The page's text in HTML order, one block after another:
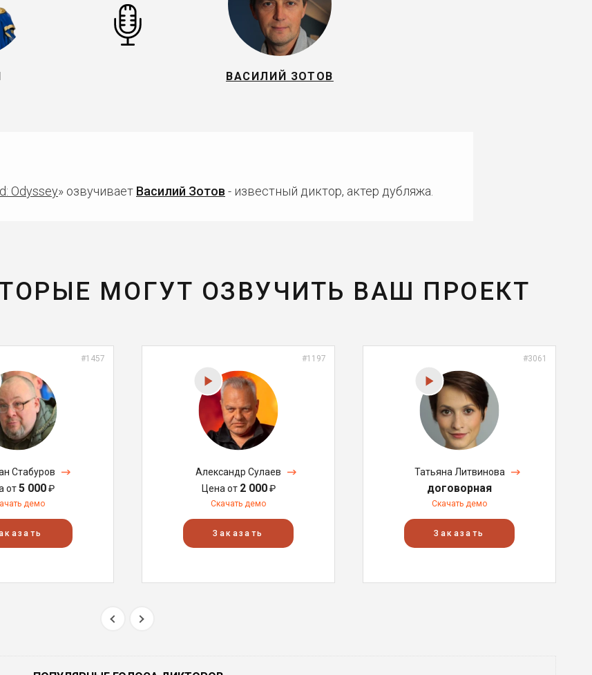
ВАСИЛИЙ ЗОТОВ
Odyssey» озвучивает Василий Зотов - известный диктор, актер дубляжа.
МОГУТ ОЗВУЧИТЬ ВАШ ПРОЕКТ
#1457
Стабуров
от5 000₽
демо
#1197
Александр Сулаев
Цена от 2 000₽
Скачать демо
Заказать
#3061
Татьяна Литвинова
договорная
Скачать демо
Заказать